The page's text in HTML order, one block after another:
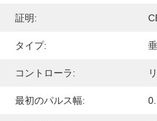
証明:
タイプ:
コントローラ:
最初のパルス幅: